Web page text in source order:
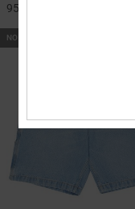
95,00 €
NOUVEAUTÉ